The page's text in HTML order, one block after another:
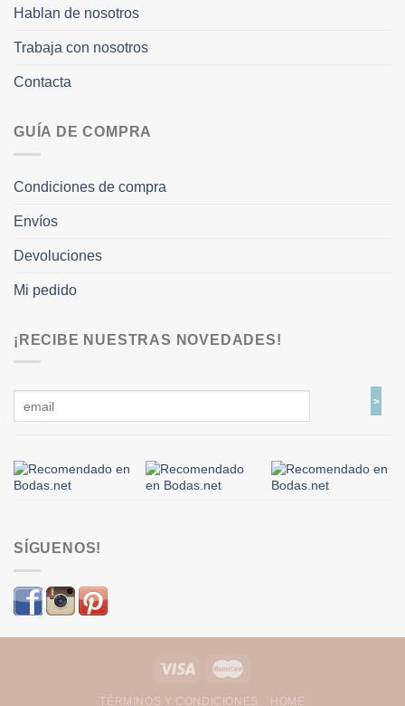
Hablan de nosotros
Trabaja con nosotros
Contacta
GUÍA DE COMPRA
Condiciones de compra
Envíos
Devoluciones
Mi pedido
¡RECIBE NUESTRAS NOVEDADES!
SÍGUENOS!
TÉRMINOS Y CONDICIONES HOME